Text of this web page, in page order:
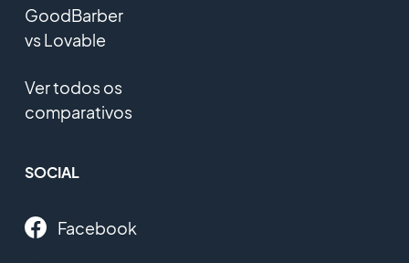
GoodBarber
vs Lovable
Ver todos os
comparativos
SOCIAL
Facebook